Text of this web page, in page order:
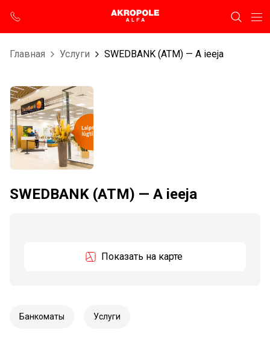
Главная Услуги SWEDBANK (ATM) — A ieeja
SWEDBANK (ATM) — A ieeja
Показать на карте
Банкоматы Услуги